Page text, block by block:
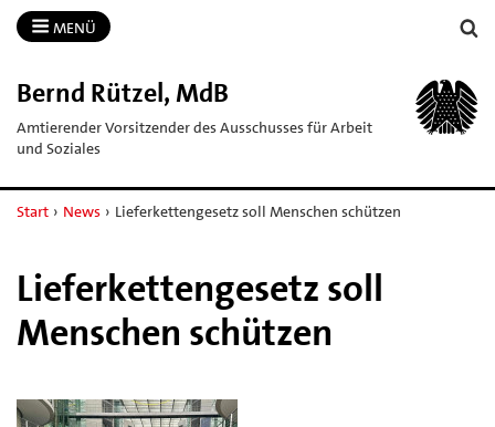
MENÜ
Bernd Rützel, MdB
Amtierender Vorsitzender des Ausschusses für Arbeit
und Soziales
Start › News › Lieferkettengesetz soll Menschen schützen
Lieferkettengesetz soll
Menschen schützen